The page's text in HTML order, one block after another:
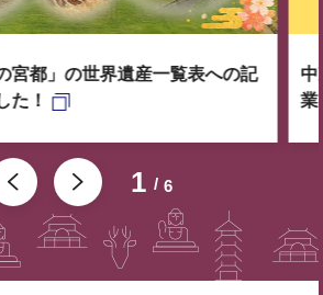
1 6
宮都」の世界遺産一覧表への記
た！
中
業